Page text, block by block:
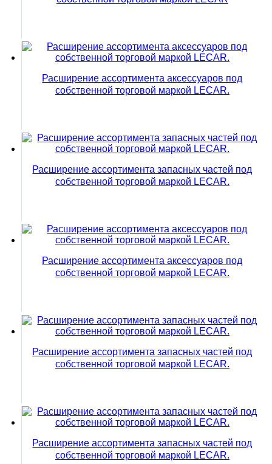
Расширение ассортимента аксессуаров под
собственной торговой маркой LECAR.
Расширение ассортимента запасных частей под
собственной торговой маркой LECAR.
Расширение ассортимента аксессуаров под
собственной торговой маркой LECAR.
Расширение ассортимента запасных частей под
собственной торговой маркой LECAR.
Расширение ассортимента запасных частей под
собственной торговой маркой LECAR.